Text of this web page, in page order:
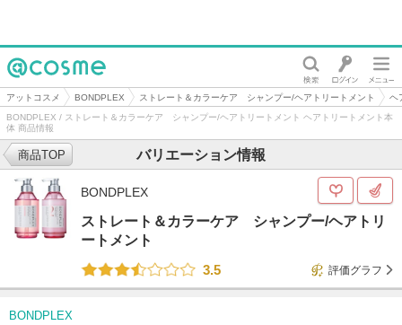
@cosme
アットコスメ BONDPLEX ストレート＆カラーケア シャンプー/ヘアトリートメント
ヘ
BONDPLEX / ストレート＆カラーケア シャンプー/ヘアトリートメント ヘアトリートメント本
体 商品情報
バリエーション情報
商品TOP
BONDPLEX
ストレート＆カラーケア シャンプー/ヘアトリ
ートメント
3.5
評価グラフ
BONDPLEX